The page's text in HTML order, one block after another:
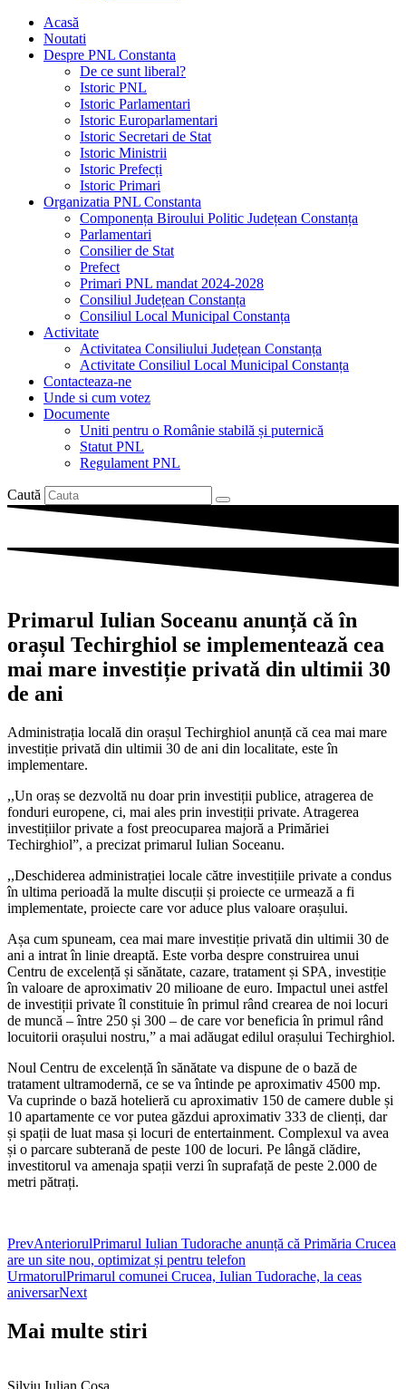
Acasă
Noutati
Despre PNL Constanta
De ce sunt liberal?
Istoric PNL
Istoric Parlamentari
Istoric Europarlamentari
Istoric Secretari de Stat
Istoric Ministrii
Istoric Prefecți
Istoric Primari
Organizatia PNL Constanta
Componența Biroului Politic Județean Constanța
Parlamentari
Consilier de Stat
Prefect
Primari PNL mandat 2024-2028
Consiliul Județean Constanța
Consiliul Local Municipal Constanța
Activitate
Activitatea Consiliului Județean Constanța
Activitate Consiliul Local Municipal Constanța
Contacteaza-ne
Unde si cum votez
Documente
Uniti pentru o Românie stabilă și puternică
Statut PNL
Regulament PNL
Caută
Primarul Iulian Soceanu anunță că în
orașul Techirghiol se implementează cea
mai mare investiție privată din ultimii 30
de ani
Administrația locală din orașul Techirghiol anunță că cea mai mare
investiție privată din ultimii 30 de ani din localitate, este în
implementare.
,,Un oraș se dezvoltă nu doar prin investiții publice, atragerea de
fonduri europene, ci, mai ales prin investiții private. Atragerea
investițiilor private a fost preocuparea majoră a Primăriei
Techirghiol”, a precizat primarul Iulian Soceanu.
,,Deschiderea administrației locale către investițiile private a condus
în ultima perioadă la multe discuții și proiecte ce urmează a fi
implementate, proiecte care vor aduce plus valoare orașului.
Așa cum spuneam, cea mai mare investiție privată din ultimii 30 de
ani a intrat în linie dreaptă. Este vorba despre construirea unui
Centru de excelență și sănătate, cazare, tratament și SPA, investiție
în valoare de aproximativ 20 milioane de euro. Impactul unei astfel
de investiții private îl constituie în primul rând crearea de noi locuri
de muncă – între 250 și 300 – de care vor beneficia în primul rând
locuitorii orașului nostru,” a mai adăugat edilul orașului Techirghiol.
Noul Centru de excelență în sănătate va dispune de o bază de
tratament ultramodernă, ce se va întinde pe aproximativ 4500 mp.
Va cuprinde o bază hotelieră cu aproximativ 150 de camere duble și
10 apartamente ce vor putea găzdui aproximativ 333 de clienți, dar
și spații de luat masa și locuri de entertainment. Complexul va avea
și o parcare subterană de peste 100 de locuri. Pe lângă clădire,
investitorul va amenaja spații verzi în suprafață de peste 2.000 de
metri pătrați.
PrevAnteriorulPrimarul Iulian Tudorache anunță că Primăria Crucea
are un site nou, optimizat și pentru telefon
UrmatorulPrimarul comunei Crucea, Iulian Tudorache, la ceas
aniversarNext
Mai multe stiri
Silviu Iulian Coșa